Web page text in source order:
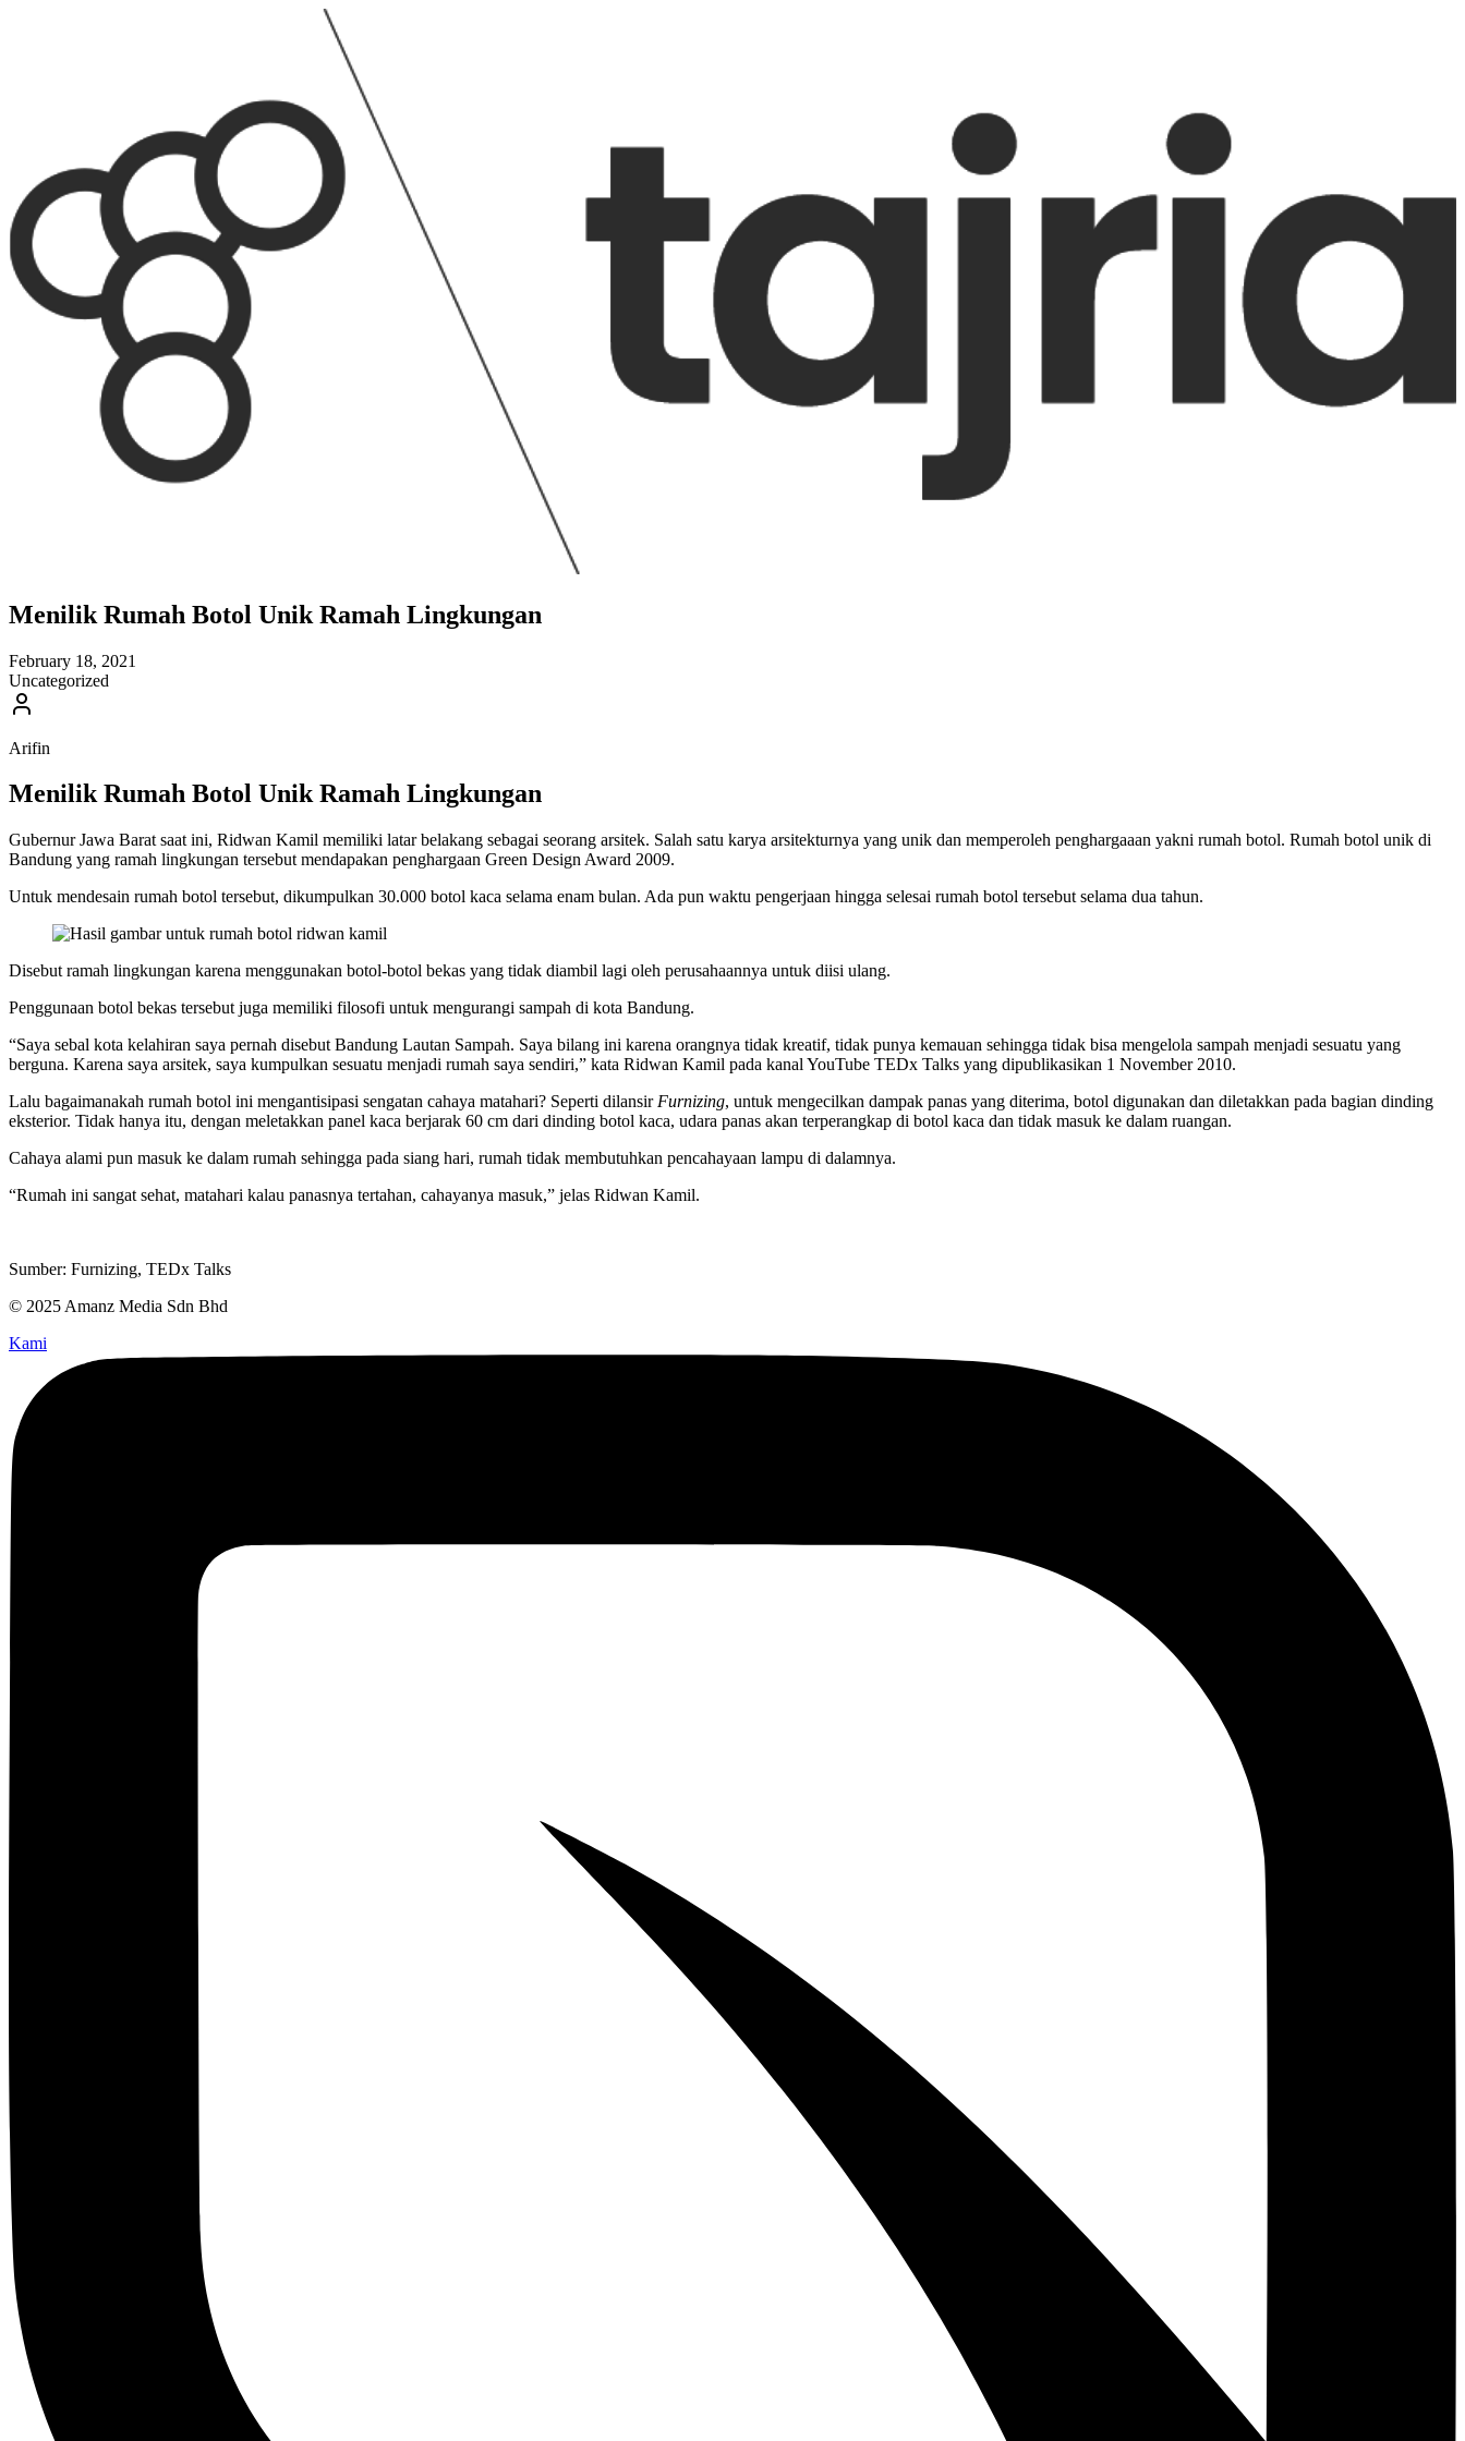
Menilik Rumah Botol Unik Ramah Lingkungan
February 18, 2021
Uncategorized
Arifin
Menilik Rumah Botol Unik Ramah Lingkungan
Gubernur Jawa Barat saat ini, Ridwan Kamil memiliki latar belakang sebagai seorang arsitek. Salah satu karya arsitekturnya yang unik dan memperoleh penghargaaan yakni rumah botol. Rumah botol unik di
Bandung yang ramah lingkungan tersebut mendapakan penghargaan Green Design Award 2009.
Untuk mendesain rumah botol tersebut, dikumpulkan 30.000 botol kaca selama enam bulan. Ada pun waktu pengerjaan hingga selesai rumah botol tersebut selama dua tahun.
Disebut ramah lingkungan karena menggunakan botol-botol bekas yang tidak diambil lagi oleh perusahaannya untuk diisi ulang.
Penggunaan botol bekas tersebut juga memiliki filosofi untuk mengurangi sampah di kota Bandung.
“Saya sebal kota kelahiran saya pernah disebut Bandung Lautan Sampah. Saya bilang ini karena orangnya tidak kreatif, tidak punya kemauan sehingga tidak bisa mengelola sampah menjadi sesuatu yang
berguna. Karena saya arsitek, saya kumpulkan sesuatu menjadi rumah saya sendiri,” kata Ridwan Kamil pada kanal YouTube TEDx Talks yang dipublikasikan 1 November 2010.
Lalu bagaimanakah rumah botol ini mengantisipasi sengatan cahaya matahari? Seperti dilansir Furnizing, untuk mengecilkan dampak panas yang diterima, botol digunakan dan diletakkan pada bagian dinding
eksterior. Tidak hanya itu, dengan meletakkan panel kaca berjarak 60 cm dari dinding botol kaca, udara panas akan terperangkap di botol kaca dan tidak masuk ke dalam ruangan.
Cahaya alami pun masuk ke dalam rumah sehingga pada siang hari, rumah tidak membutuhkan pencahayaan lampu di dalamnya.
“Rumah ini sangat sehat, matahari kalau panasnya tertahan, cahayanya masuk,” jelas Ridwan Kamil.
Sumber: Furnizing, TEDx Talks
© 2025 Amanz Media Sdn Bhd
Kami